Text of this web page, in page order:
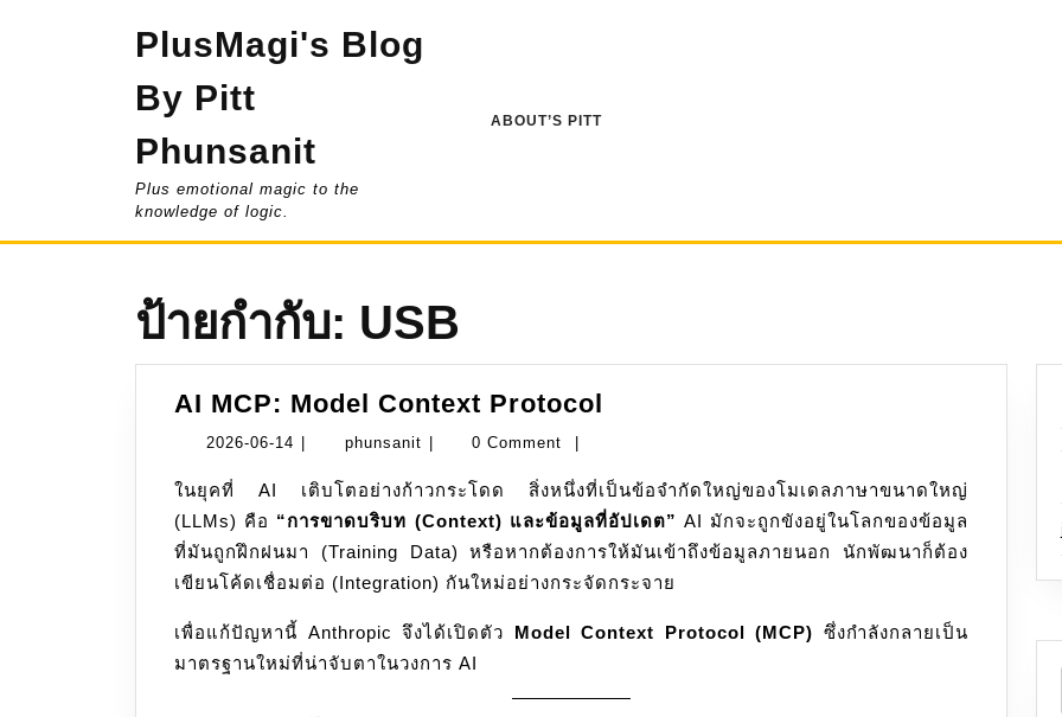
PlusMagi's Blog
By Pitt
Phunsanit
Plus emotional magic to the
knowledge of logic.
ABOUT’S PITT
ป้ายกำกับ: USB
AI MCP: Model Context Protocol
Context
Protocol
2026-06-14 2026-
14
phunsanit phunsanit0 Comment
ในยุคที่ AI เติบโตอย่างก้าวกระโดด สิ่งหนึ่งที่เป็นข้อจำกัดใหญ่ของโมเดลภาษาขนาดใหญ่
(LLMs) คือ “การขาดบริบท (Context) และข้อมูลที่อัปเดต” AI มักจะถูกขังอยู่ในโลกของข้อมูล
ที่มันถูกฝึกฝนมา (Training Data) หรือหากต้องการให้มันเข้าถึงข้อมูลภายนอก นักพัฒนาก็ต้อง
เขียนโค้ดเชื่อมต่อ (Integration) กันใหม่อย่างกระจัดกระจาย
เพื่อแก้ปัญหานี้ Anthropic จึงได้เปิดตัว Model Context Protocol (MCP) ซึ่งกำลังกลายเป็น
มาตรฐานใหม่ที่น่าจับตาในวงการ AI